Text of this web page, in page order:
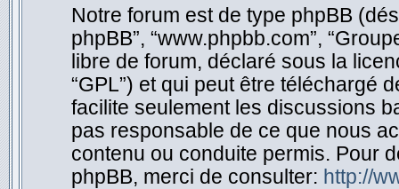
Notre forum est de type phpBB
phpBB”, “www.phpbb.com”,
libre de forum, déclaré sous la
“GPL”) et qui peut être téléchargé
facilite seulement les discussions
pas responsable de ce que nous
contenu ou conduite permis. Pour
phpBB, merci de consulter: http://